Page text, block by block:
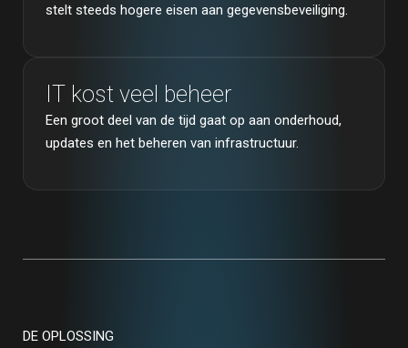
stelt steeds hogere eisen aan gegevensbeveiliging.
IT kost veel beheer
Een groot deel van de tijd gaat op aan onderhoud,
updates en het beheren van infrastructuur.
DE OPLOSSING